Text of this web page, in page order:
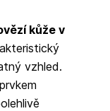
kůže v
vzhled.